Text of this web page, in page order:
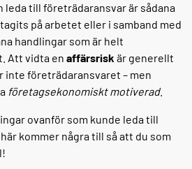
leda till företrädaransvar är sådana
på arbetet eller i samband med
handlingar som är helt
Att vidta en affärsrisk är generellt
företrädaransvaret – men
företagsekonomiskt motiverad.
ovanför som kunde leda till
kommer några till så att du som